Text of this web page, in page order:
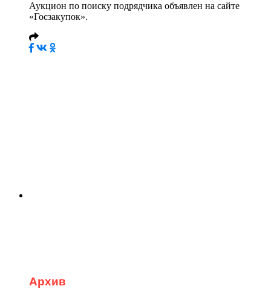
Аукцион по поиску подрядчика объявлен на сайте
«Госзакупок».
Архив